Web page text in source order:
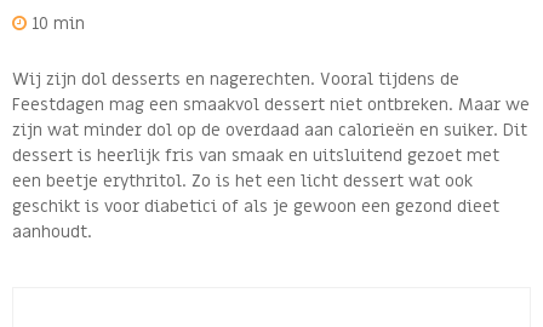
10 min
Wij zijn dol desserts en nagerechten. Vooral tijdens de
Feestdagen mag een smaakvol dessert niet ontbreken. Maar we
zijn wat minder dol op de overdaad aan calorieën en suiker. Dit
dessert is heerlijk fris van smaak en uitsluitend gezoet met
een beetje erythritol. Zo is het een licht dessert wat ook
geschikt is voor diabetici of als je gewoon een gezond dieet
aanhoudt.